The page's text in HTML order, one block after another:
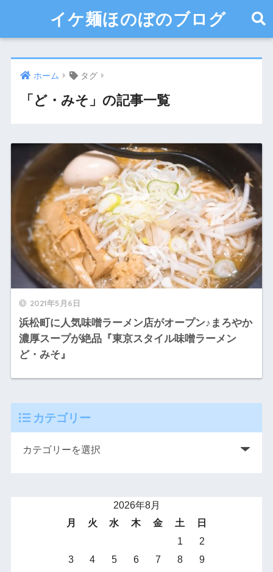
イケ麺ほのぼのブログ
ホーム タグ
「ど・みそ」の記事一覧
2021年5月6日
浜松町に人気味噌ラーメン店がオープン♪まろやか
濃厚スープが絶品『東京スタイル味噌ラーメン
ど・みそ』
カテゴリー
2026年8月
月
火 水 木 金 土
日
1
2
3
4 5 6 7 8
9